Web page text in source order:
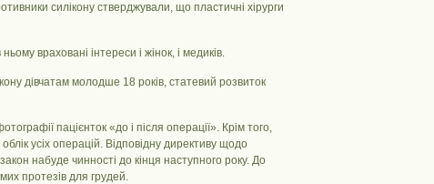
силікону стверджували, що пластичні хірурги
враховані інтереси і жінок, і медиків.
дівчатам молодше 18 років, статевий розвиток
пацієнток «до і після операції». Крім того,
усіх операцій. Відповідну директиву щодо
набуде чинності до кінця наступного року. До
протезів для грудей.